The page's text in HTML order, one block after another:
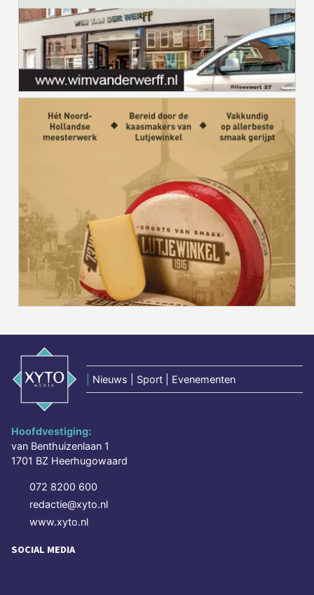
Nieuws | Sport | Evenementen
Hoofdvestiging:
van Benthuizenlaan 1
1701 BZ Heerhugowaard
072 8200 600
redactie@xyto.nl
www.xyto.nl
SOCIAL MEDIA